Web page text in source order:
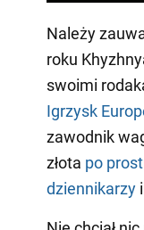
Należy
roku
swoimi
Igrzysk
zawodnik
złota po
dziennikarzyi